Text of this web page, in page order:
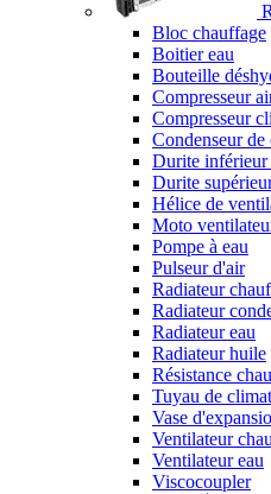
Bloc chauffage
Boitier eau
Bouteille
Compresseur
Compresseur
Condenseur
Durite inférieur
Durite
Hélice de
Moto
Pompe à eau
Pulseur d'air
Radiateur
Radiateur
Radiateur eau
Radiateur huile
Résistance
Tuyau de
Vase
Ventilateur
Ventilateur eau
Viscocoupler